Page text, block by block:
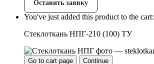
Оставить заявку
You've just added this product to the cart:
Стеклоткань НПГ-210 (100) ТУ
Go to cart page Continue